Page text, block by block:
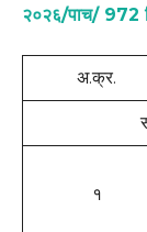
२०२६/पाच/ 972
अ.क्र.
१